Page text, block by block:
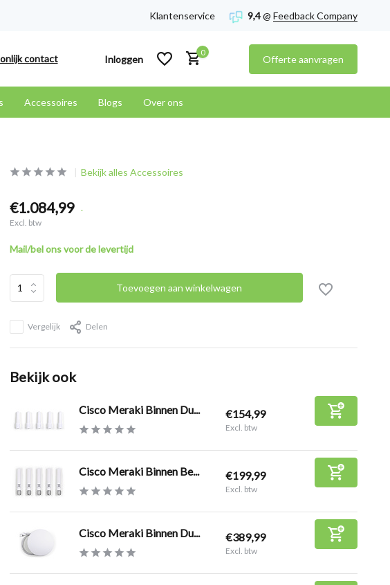
Klantenservice 9,4@ Feedback Company
contact Inloggen
0
Offerte aanvragen
Accessoires Blogs Over ons
Bekijk alles Accessoires
€1.084,99 .
Excl. btw
Mail/bel ons voor de levertijd
Toevoegen aan winkelwagen
Vergelijk Delen
Bekijk ook
Cisco Meraki Binnen Du... €154,99
Excl. btw
Cisco Meraki Binnen Be... €199,99
Excl. btw
Cisco Meraki Binnen Du... €389,99
Excl. btw